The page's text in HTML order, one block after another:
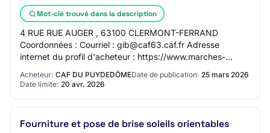
Mot-clé trouvé dans la description
4 RUE RUE AUGER , 63100 CLERMONT-FERRAND
Coordonnées : Courriel : gib@caf63.caf.fr Adresse
internet du profil d'acheteur : https://www.marches-
publics.gouv.fr/entreprise Section 2 - Description du ma…
Acheteur: CAF DU PUYDEDÔMEDate de publication: 25 mars 2026
Date limite: 20 avr. 2026
Fourniture et pose de brise soleils orientables